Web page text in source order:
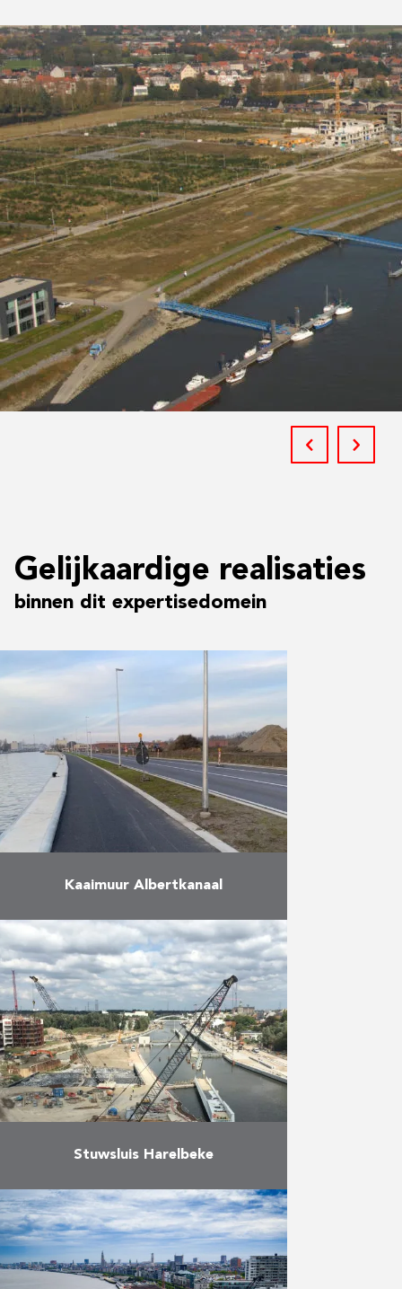
Gelijkaardige realisaties
binnen dit expertisedomein
Kaaimuur Albertkanaal
Met bijna 40 miljoen ton
vervoerde goederen per jaar is het
Albertkanaal de belangrijkste
waterweg in Vlaanderen. Vooral
het containervervoer kende het
voorbije decennium een …
Meer
Stuwsluis Harelbeke
De opdracht omvat volgende
zaken: het ontwerpen en bouwen
van een nieuwe stuwsluis met
vispassage, het verdiepen van de
Leie, het vernieuwen van de Hoge